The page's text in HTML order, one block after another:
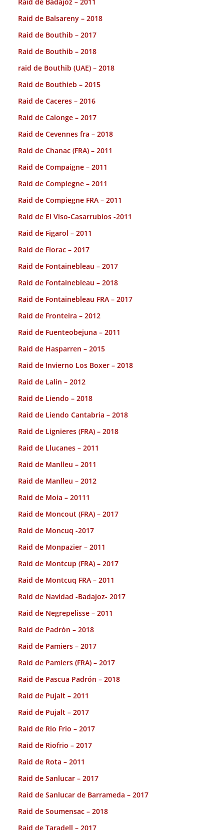
Raid de Balsareny – 2018
Raid de Bouthib – 2017
Raid de Bouthib – 2018
raid de Bouthib (UAE) – 2018
Raid de Bouthieb – 2015
Raid de Caceres – 2016
Raid de Calonge – 2017
Raid de Cevennes fra – 2018
Raid de Chanac (FRA) – 2011
Raid de Compaigne – 2011
Raid de Compiegne – 2011
Raid de Compiegne FRA – 2011
Raid de El Viso-Casarrubios -2011
Raid de Figarol – 2011
Raid de Florac – 2017
Raid de Fontainebleau – 2017
Raid de Fontainebleau – 2018
Raid de Fontainebleau FRA – 2017
Raid de Fronteira – 2012
Raid de Fuenteobejuna – 2011
Raid de Hasparren – 2015
Raid de Invierno Los Boxer – 2018
Raid de Lalin – 2012
Raid de Liendo – 2018
Raid de Liendo Cantabria – 2018
Raid de Lignieres (FRA) – 2018
Raid de Llucanes – 2011
Raid de Manlleu – 2011
Raid de Manlleu – 2012
Raid de Moia – 20111
Raid de Moncout (FRA) – 2017
Raid de Moncuq -2017
Raid de Monpazier – 2011
Raid de Montcup (FRA) – 2017
Raid de Montcuq FRA – 2011
Raid de Navidad -Badajoz- 2017
Raid de Negrepelisse – 2011
Raid de Padrón – 2018
Raid de Pamiers – 2017
Raid de Pamiers (FRA) – 2017
Raid de Pascua Padrón – 2018
Raid de Pujalt – 2011
Raid de Pujalt – 2017
Raid de Rio Frio – 2017
Raid de Riofrio – 2017
Raid de Rota – 2011
Raid de Sanlucar – 2017
Raid de Sanlucar de Barrameda – 2017
Raid de Soumensac – 2018
Raid de Taradell – 2017